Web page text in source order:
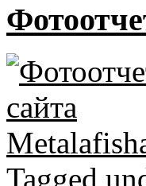
Tagged